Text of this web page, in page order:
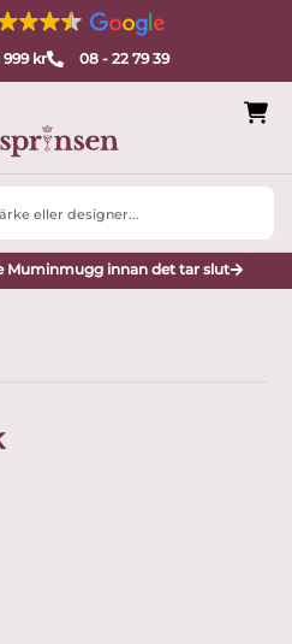
kr 08 - 22 79 39
Muminmugg innan det tar slut